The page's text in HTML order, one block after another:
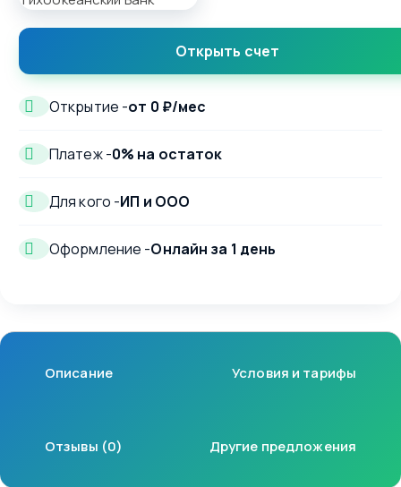
Открыть счет
Открытие -от 0 ₽/мес
Платеж -0% на остаток
Для кого -ИП и ООО
Оформление -Онлайн за 1 день
Описание Условия и тарифы
Отзывы (0) Другие предложения